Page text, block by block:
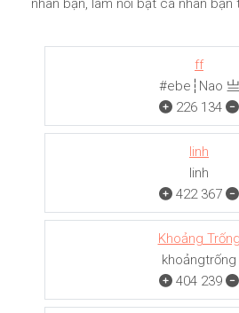
nhân bạn, làm nổi bật cá nhân
ff
#ebe┆Nao 亗
226 134
linh
linh
422 367
Khoảng Trống
khoảngㅤㅤㅤtrống
404 239